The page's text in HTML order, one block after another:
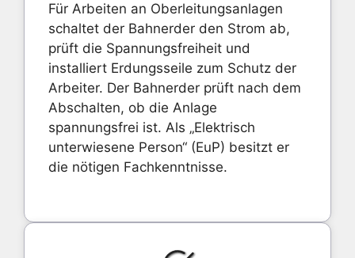
Für Arbeiten an Oberleitungsanlagen
schaltet der Bahnerder den Strom ab,
prüft die Spannungsfreiheit und
installiert Erdungsseile zum Schutz der
Arbeiter. Der Bahnerder prüft nach dem
Abschalten, ob die Anlage
spannungsfrei ist. Als „Elektrisch
unterwiesene Person“ (EuP) besitzt er
die nötigen Fachkenntnisse.